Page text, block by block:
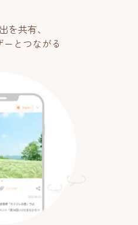
を共有、
とつながる